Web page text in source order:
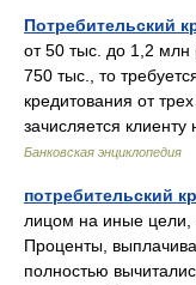
Потребительский
от 50 тыс. до 1,2
750 тыс., то
кредитования от
зачисляется
Банковская энциклопедия
потребительский
лицом на иные цели,
Проценты,
полностью